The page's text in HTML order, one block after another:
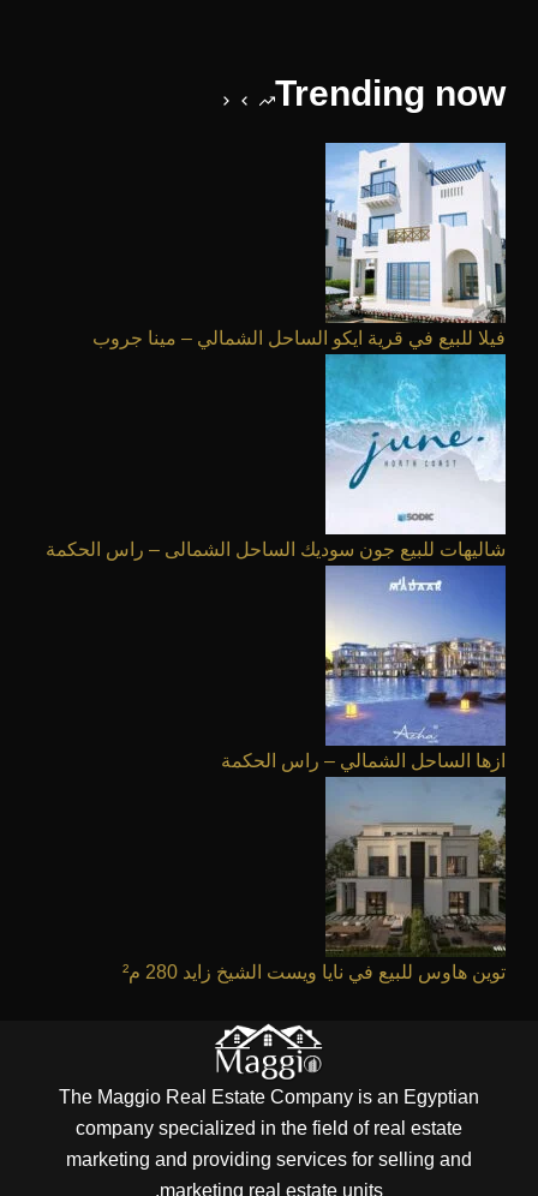
Trending now
فيلا للبيع في قرية ايكو الساحل الشمالي – مينا جروب
شاليهات للبيع جون سوديك الساحل الشمالى – راس الحكمة
ازها الساحل الشمالي – راس الحكمة
توين هاوس للبيع في نايا ويست الشيخ زايد 280 م²
The Maggio Real Estate Company is an Egyptian
company specialized in the field of real estate
marketing and providing services for selling and
marketing real estate units.